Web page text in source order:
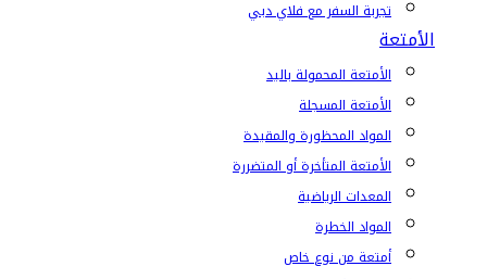
تجربة السفر مع فلاي دبي
الأمتعة
الأمتعة المحمولة باليد
الأمتعة المسجلة
المواد المحظورة والمقيدة
الأمتعة المتأخرة أو المتضررة
المعدات الرياضية
المواد الخطرة
أمتعة من نوع خاص